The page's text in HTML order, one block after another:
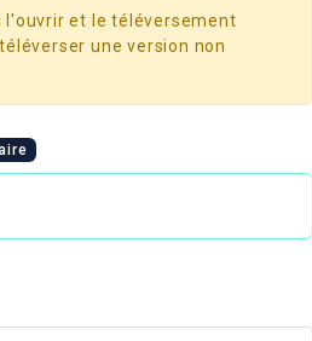
l'ouvrir et le téléversement
une version non